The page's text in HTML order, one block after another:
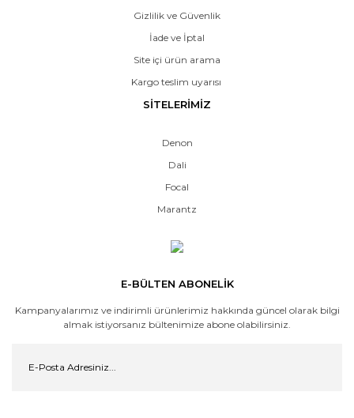
Gizlilik ve Güvenlik
İade ve İptal
Site içi ürün arama
Kargo teslim uyarısı
SİTELERİMİZ
Denon
Dali
Focal
Marantz
E-BÜLTEN ABONELİK
Kampanyalarımız ve indirimli ürünlerimiz hakkında güncel olarak bilgi
almak istiyorsanız bültenimize abone olabilirsiniz.